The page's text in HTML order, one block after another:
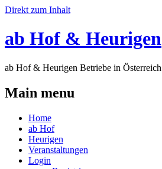
Direkt zum Inhalt
ab Hof & Heurigen
ab Hof & Heurigen Betriebe in Österreich
Main menu
Home
ab Hof
Heurigen
Veranstaltungen
Login